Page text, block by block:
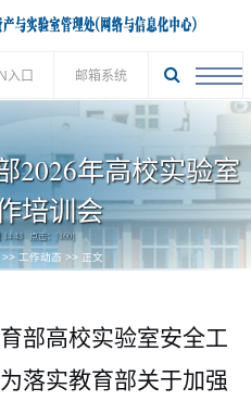
入口 邮箱系统
2026年高校实验室
培训会
14:43 点击：[ 160]
>> 工作动态 >> 正文
部高校实验室安全工
落实教育部关于加强